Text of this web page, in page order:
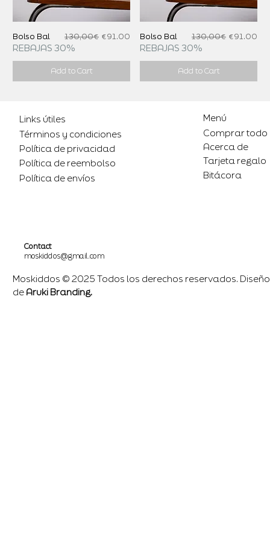
Bolso Bal Regular Price
130,00€ Sale Price
€91.00
REBAJAS 30%
Add to Cart
Bolso Bal Regular Price
130,00€ Sale Price
€91.00
REBAJAS 30%
Add to Cart
Links útiles
Términos y condiciones
Política de privacidad
Política de reembolso
Política de envíos
Menú
Comprar todo
Acerca de
Tarjeta regalo
Bitácora
Contact
moskiddos@gmail.com
Moskiddos © 2025 Todos los derechos reservados. Diseño
de Aruki Branding.